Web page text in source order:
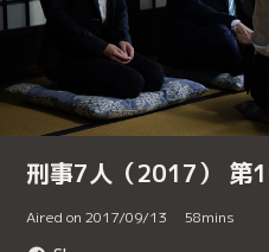
刑事7人（2017） 第
Aired on 2017/09/13 58mins